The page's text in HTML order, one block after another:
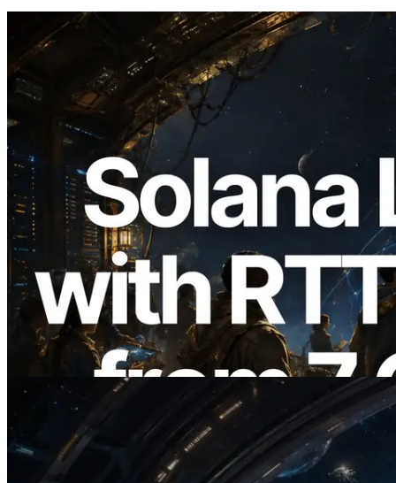
2026.08.05
ERPC étend l’API Solana Leader Slot
avec la mesure du ping depuis 7 régions
du monde — l’API Validators
Information est également lancée